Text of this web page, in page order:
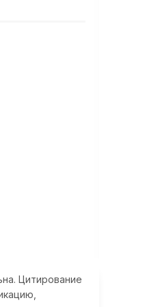
Цитирование